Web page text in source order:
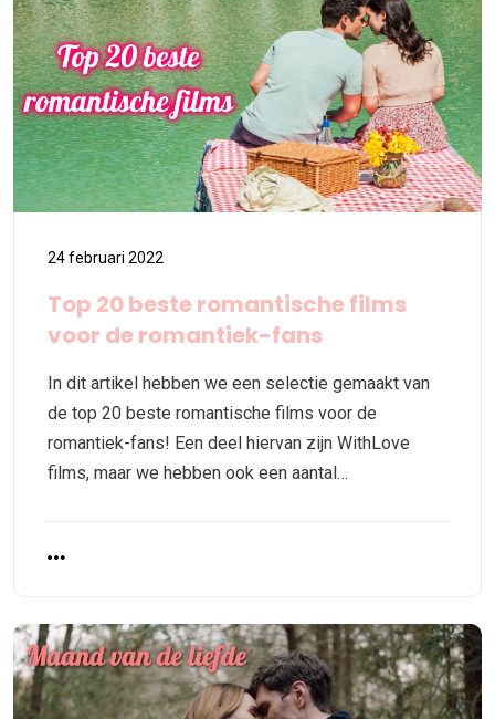
24 februari 2022
Top 20 beste romantische films
voor de romantiek-fans
In dit artikel hebben we een selectie gemaakt van
de top 20 beste romantische films voor de
romantiek-fans! Een deel hiervan zijn WithLove
films, maar we hebben ook een aantal…